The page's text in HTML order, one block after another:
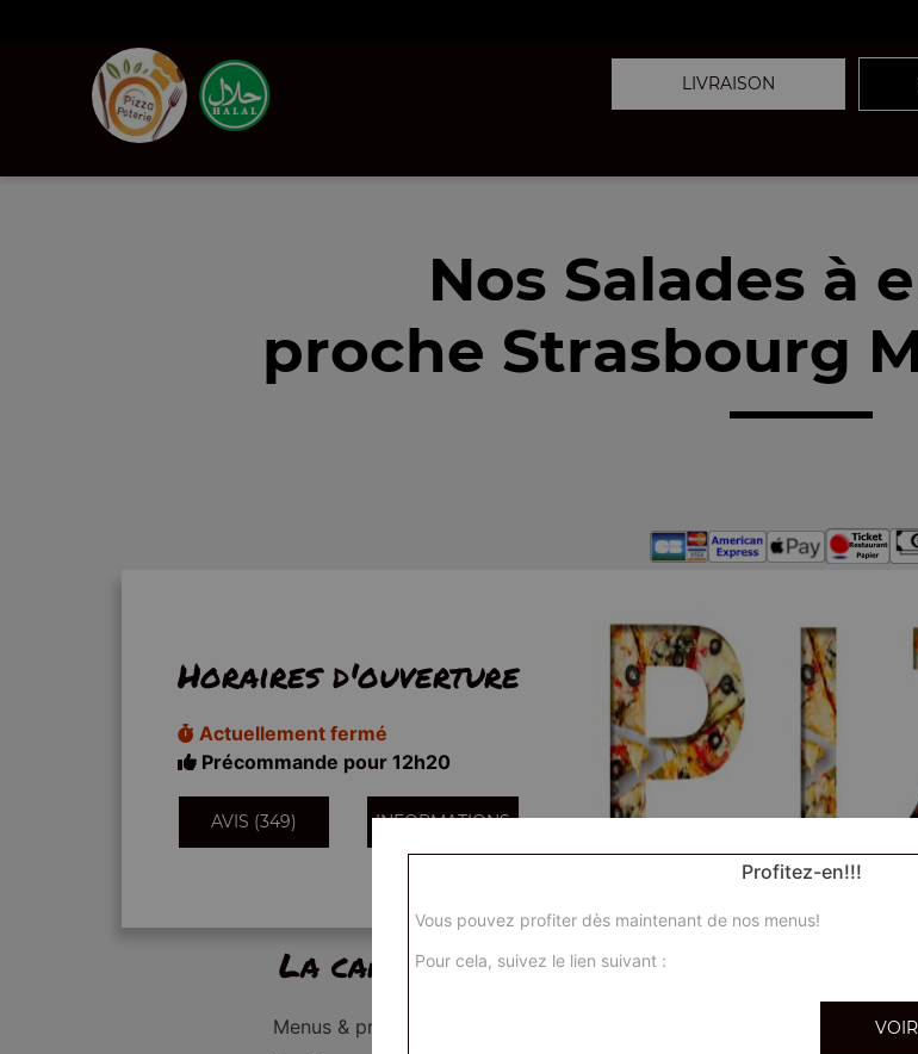
LIVRAISON
Nos Salades à
proche Strasbourg
Horaires d'ouverture
Actuellement fermé
Précommande pour 12h20
AVIS (349) INFORMATIONS
La carte
Menus & promos
Profitez-en!!!
Vous pouvez profiter dès maintenant de nos menus!
Pour cela, suivez le lien suivant :